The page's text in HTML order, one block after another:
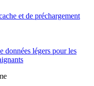
et de préchargement
données légers pour les